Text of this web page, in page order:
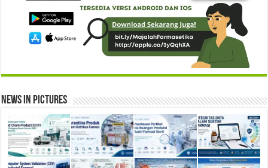
News in Pictures